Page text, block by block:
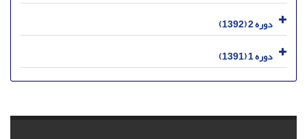
دوره 2 (1392)
دوره 1 (1391)